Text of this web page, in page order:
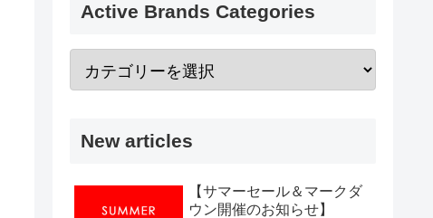
Active Brands Categories
New articles
【サマーセール＆マークダ
ウン開催のお知らせ】